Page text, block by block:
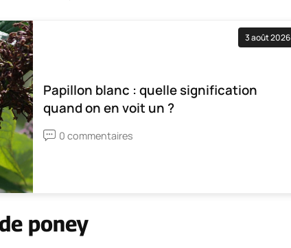
3 août 2026
Papillon blanc : quelle signification
quand on en voit un ?
0 commentaires
poney